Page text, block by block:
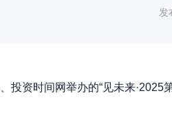
发
投资时间网举办的“见未来